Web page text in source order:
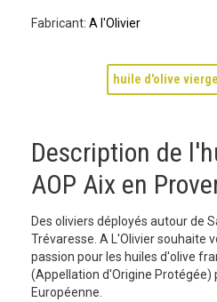
Fabricant: A l'Olivier
huile d'olive
Description de
AOP Aix en
Des oliviers déployés autour de
Trévaresse. A L'Olivier souhaite
passion pour les huiles d'olive
(Appellation d'Origine Protégée)
Européenne.